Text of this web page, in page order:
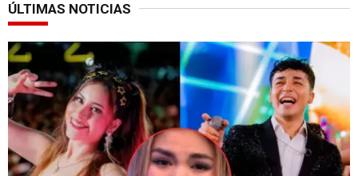
ÚLTIMAS NOTICIAS